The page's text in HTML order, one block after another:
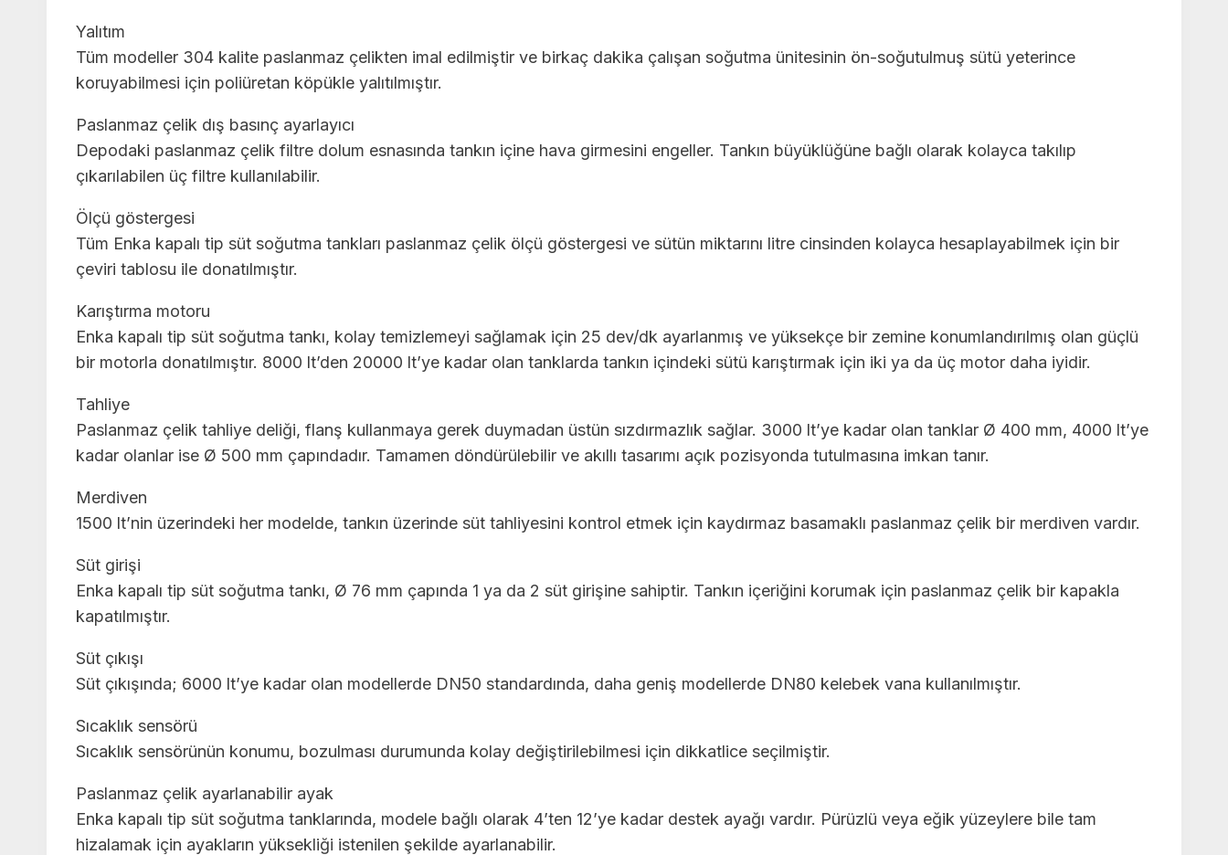
Yalıtım
Tüm modeller 304 kalite paslanmaz çelikten imal edilmiştir ve birkaç dakika çalışan soğutma ünitesinin ön-soğutulmuş sütü yeterince
koruyabilmesi için poliüretan köpükle yalıtılmıştır.
Paslanmaz çelik dış basınç ayarlayıcı
Depodaki paslanmaz çelik filtre dolum esnasında tankın içine hava girmesini engeller. Tankın büyüklüğüne bağlı olarak kolayca takılıp
çıkarılabilen üç filtre kullanılabilir.
Ölçü göstergesi
Tüm Enka kapalı tip süt soğutma tankları paslanmaz çelik ölçü göstergesi ve sütün miktarını litre cinsinden kolayca hesaplayabilmek için bir
çeviri tablosu ile donatılmıştır.
Karıştırma motoru
Enka kapalı tip süt soğutma tankı, kolay temizlemeyi sağlamak için 25 dev/dk ayarlanmış ve yüksekçe bir zemine konumlandırılmış olan güçlü
bir motorla donatılmıştır. 8000 lt’den 20000 lt’ye kadar olan tanklarda tankın içindeki sütü karıştırmak için iki ya da üç motor daha iyidir.
Tahliye
Paslanmaz çelik tahliye deliği, flanş kullanmaya gerek duymadan üstün sızdırmazlık sağlar. 3000 lt’ye kadar olan tanklar Ø 400 mm, 4000 lt’ye
kadar olanlar ise Ø 500 mm çapındadır. Tamamen döndürülebilir ve akıllı tasarımı açık pozisyonda tutulmasına imkan tanır.
Merdiven
1500 lt’nin üzerindeki her modelde, tankın üzerinde süt tahliyesini kontrol etmek için kaydırmaz basamaklı paslanmaz çelik bir merdiven vardır.
Süt girişi
Enka kapalı tip süt soğutma tankı, Ø 76 mm çapında 1 ya da 2 süt girişine sahiptir. Tankın içeriğini korumak için paslanmaz çelik bir kapakla
kapatılmıştır.
Süt çıkışı
Süt çıkışında; 6000 lt’ye kadar olan modellerde DN50 standardında, daha geniş modellerde DN80 kelebek vana kullanılmıştır.
Sıcaklık sensörü
Sıcaklık sensörünün konumu, bozulması durumunda kolay değiştirilebilmesi için dikkatlice seçilmiştir.
Paslanmaz çelik ayarlanabilir ayak
Enka kapalı tip süt soğutma tanklarında, modele bağlı olarak 4’ten 12’ye kadar destek ayağı vardır. Pürüzlü veya eğik yüzeylere bile tam
hizalamak için ayakların yüksekliği istenilen şekilde ayarlanabilir.